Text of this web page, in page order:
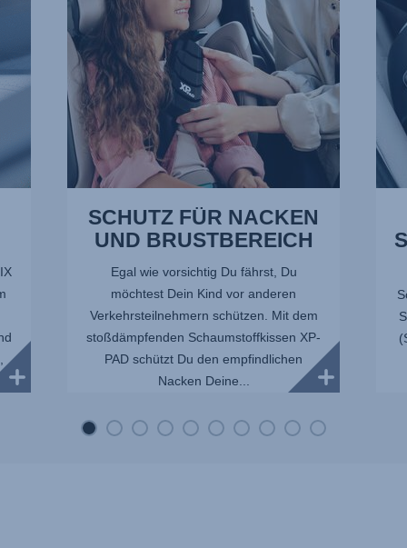
1
von
10
SCHUTZ FÜR NACKEN
UND BRUSTBEREICH
Egal wie vorsichtig Du fährst, Du
möchtest Dein Kind vor anderen
Verkehrsteilnehmern schützen. Mit dem
stoßdämpfenden Schaumstoffkissen XP-
PAD schützt Du den empfindlichen
Nacken Deine...
von
10